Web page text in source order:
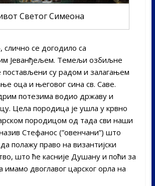
Светог Симеона
слично се догодило са
Јеванђељем. Темељи озбиљне
постављени су радом и залагањем
оца и његовог сина св. Саве.
потезима водио државу и
Цела породица је ушла у крвно
породицом од тада сви наши
Стефанос (”овенчани”) што
полажу право на византијски
што ће касније Душану и поћи за
двоглавог царског орла на